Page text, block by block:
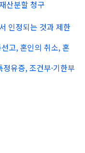
산분할 청구
인정되는 것과 제한
고, 혼인의 취소, 혼
유증, 조건부·기한부